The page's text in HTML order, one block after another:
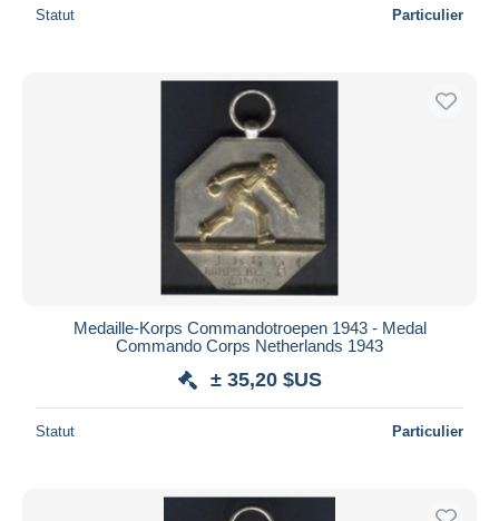
Statut Particulier
Medaille-Korps Commandotroepen 1943 - Medal
Commando Corps Netherlands 1943
± 35,20 $US
Statut Particulier